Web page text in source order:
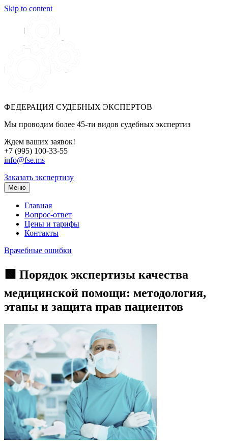
Skip to content
ФЕДЕРАЦИЯ СУДЕБНЫХ ЭКСПЕРТОВ
Мы проводим более 45-ти видов судебных экспертиз
Ждем ваших заявок!
+7 (995) 100-33-55
info@fse.ms
Заказать экспертизу
Меню
Главная
Вопрос-ответ
Цены и тарифы
Контакты
Врачебные ошибки
🟩 Порядок экспертизы качества
медицинской помощи: методология,
этапы и защита прав пациентов